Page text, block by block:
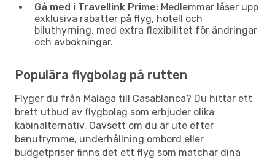
Gå med i Travellink Prime: Medlemmar låser upp
exklusiva rabatter på flyg, hotell och
biluthyrning, med extra flexibilitet för ändringar
och avbokningar.
Populära flygbolag på rutten
Flyger du från Malaga till Casablanca? Du hittar ett
brett utbud av flygbolag som erbjuder olika
kabinalternativ. Oavsett om du är ute efter
benutrymme, underhållning ombord eller
budgetpriser finns det ett flyg som matchar dina